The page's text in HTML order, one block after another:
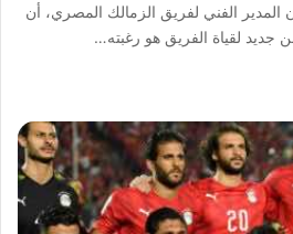
المدير الفني لفريق الزمالك المصري، أن
جديد لقياة الفريق هو رغبته…